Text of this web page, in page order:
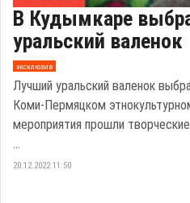
В Кудымкаре
уральский валенок
эксклюзив
Лучший уральский валенок
Коми-Пермяцком
мероприятия прошли
...
20.12.2022 11:50